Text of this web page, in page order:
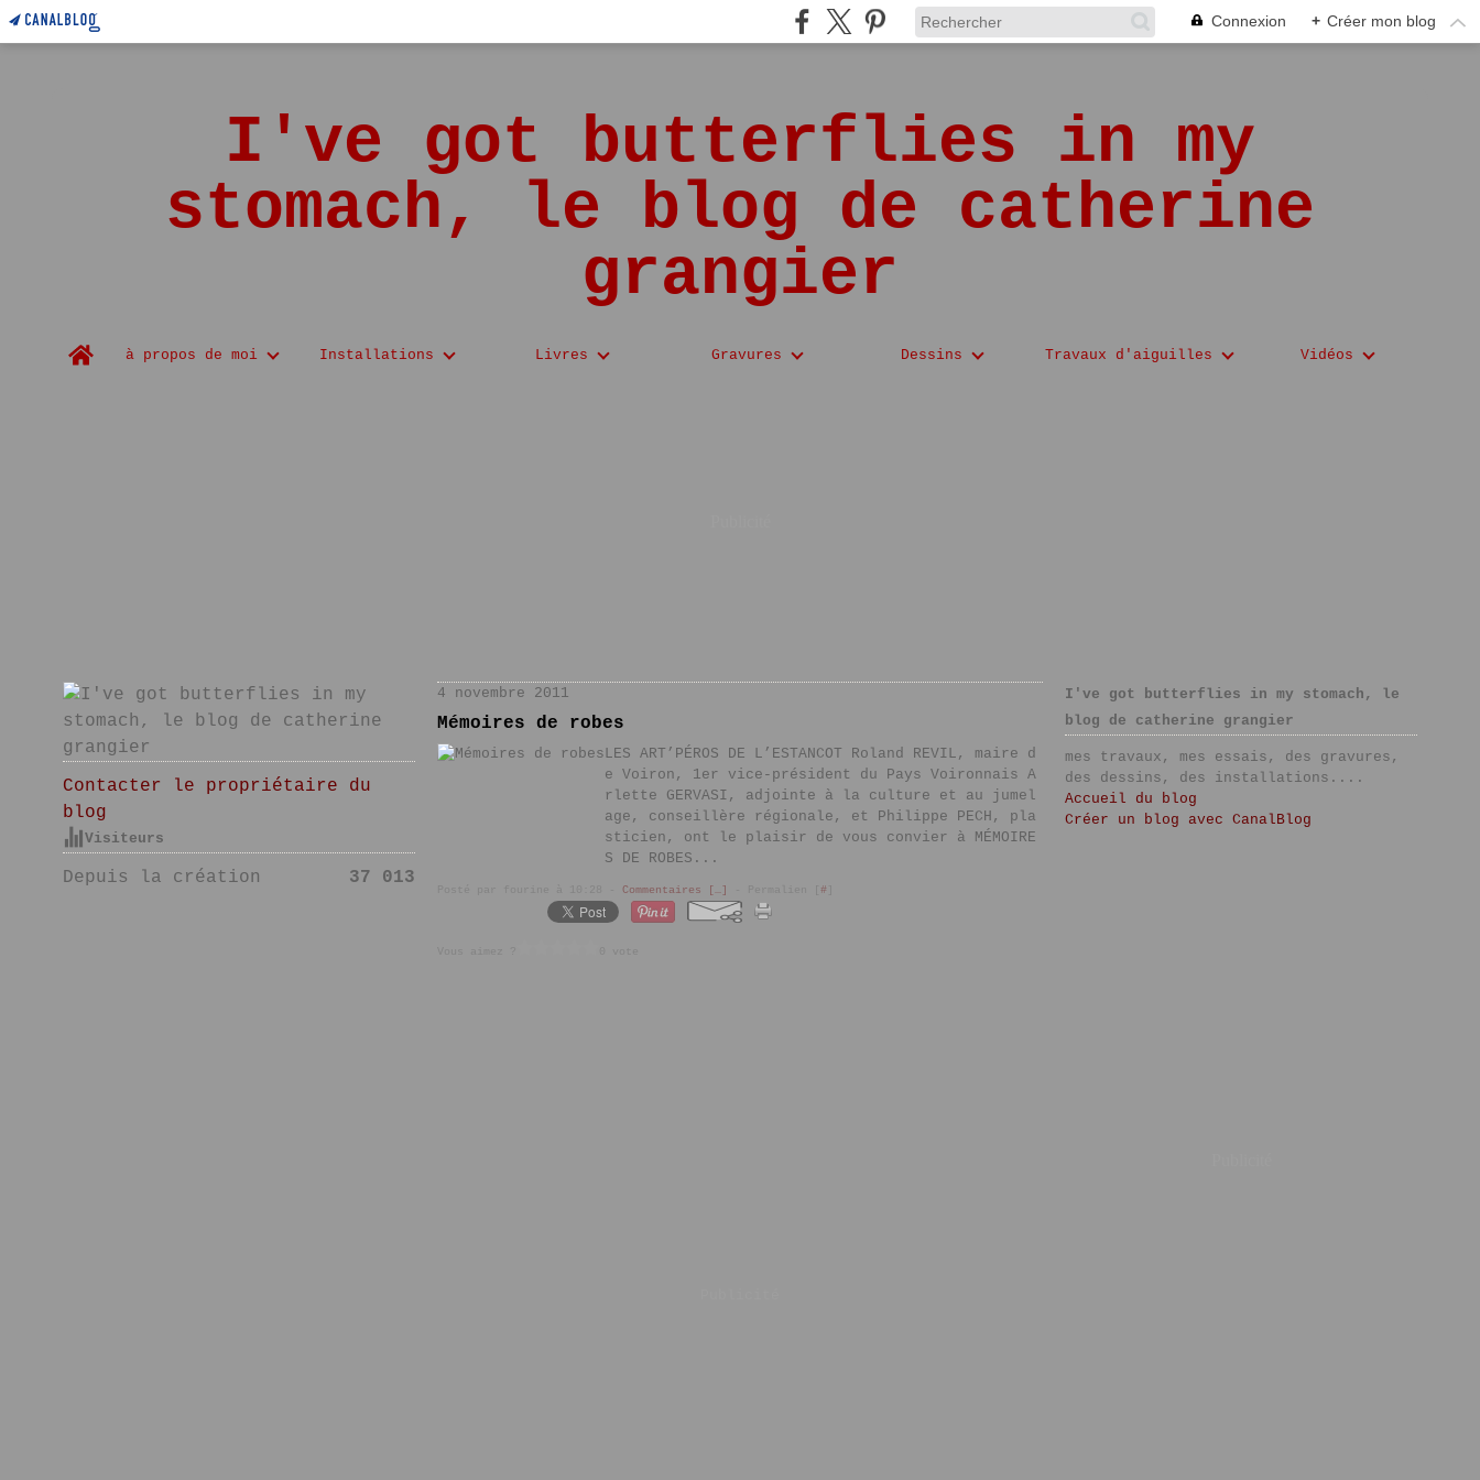
Connexion + Créer mon blog
I've got butterflies in my
stomach, le blog de catherine
grangier
Home
à propos de moi Installations Livres Gravures Dessins Travaux d'aiguilles Vidéos
Contacter le propriétaire du
blog
Visiteurs
Depuis la création 37 013
4 novembre 2011
Mémoires de robes
LES ART’PÉROS DE L’ESTANCOT Roland REVIL, maire d
e Voiron, 1er vice-président du Pays Voironnais A
rlette GERVASI, adjointe à la culture et au jumel
age, conseillère régionale, et Philippe PECH, pla
sticien, ont le plaisir de vous convier à MÉMOIRE
S DE ROBES...
Commentaires […] #
I've got butterflies in my stomach, le
blog de catherine grangier
mes travaux, mes essais, des gravures,
des dessins, des installations....
Accueil du blog
Créer un blog avec CanalBlog